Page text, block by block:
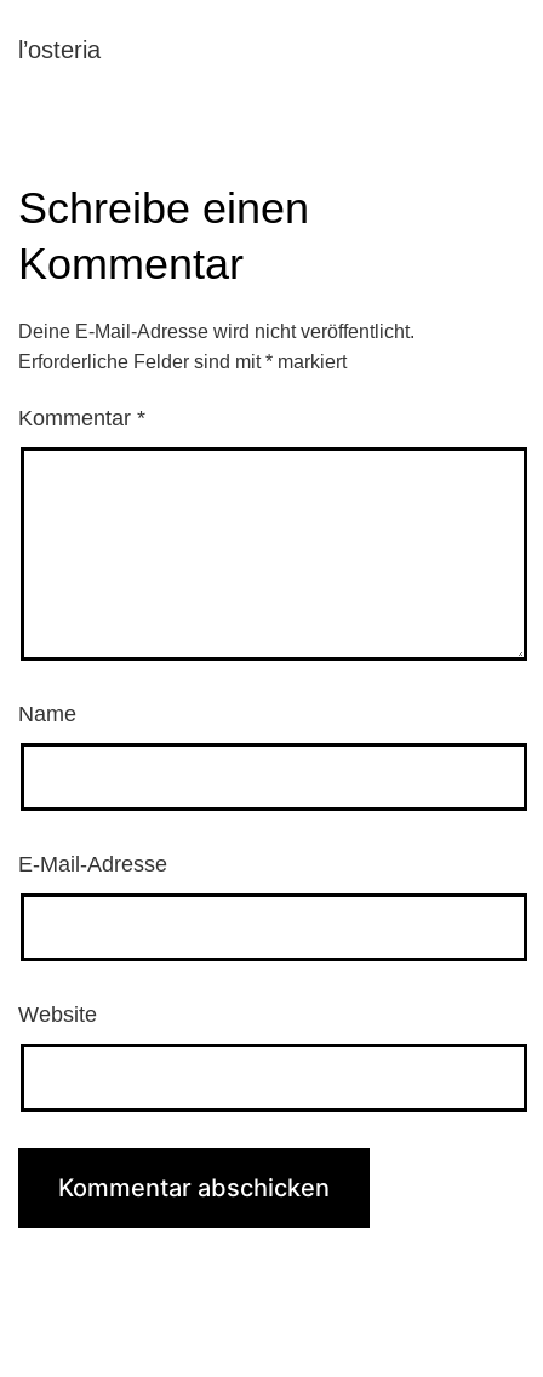
l’osteria
Schreibe einen
Kommentar
Deine E-Mail-Adresse wird nicht veröffentlicht.
Erforderliche Felder sind mit* markiert
Kommentar *
Name
E-Mail-Adresse
Website